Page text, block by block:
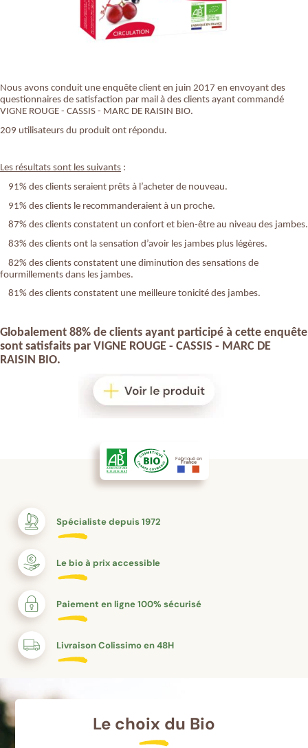
Nous avons conduit une enquête client en juin 2017 en envoyant des
questionnaires de satisfaction par mail à des clients ayant commandé
VIGNE ROUGE - CASSIS - MARC DE RAISIN BIO.
209 utilisateurs du produit ont répondu.
Les résultats sont les suivants :
91% des clients seraient prêts à l’acheter de nouveau.
91% des clients le recommanderaient à un proche.
87% des clients constatent un confort et bien-être au niveau des jambes.
83% des clients ont la sensation d’avoir les jambes plus légères.
82% des clients constatent une diminution des sensations de
fourmillements dans les jambes.
81% des clients constatent une meilleure tonicité des jambes.
Globalement 88% de clients ayant participé à cette enquête
sont satisfaits par VIGNE ROUGE - CASSIS - MARC DE
RAISIN BIO.
Fabriqué en
France
Spécialiste depuis 1972
Le bio à prix accessible
Paiement en ligne 100% sécurisé
Livraison Colissimo en 48H
Le choix du Bio